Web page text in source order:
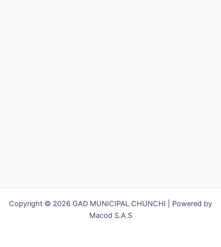
Copyright © 2026 GAD MUNICIPAL CHUNCHI | Powered by
Macod S.A.S